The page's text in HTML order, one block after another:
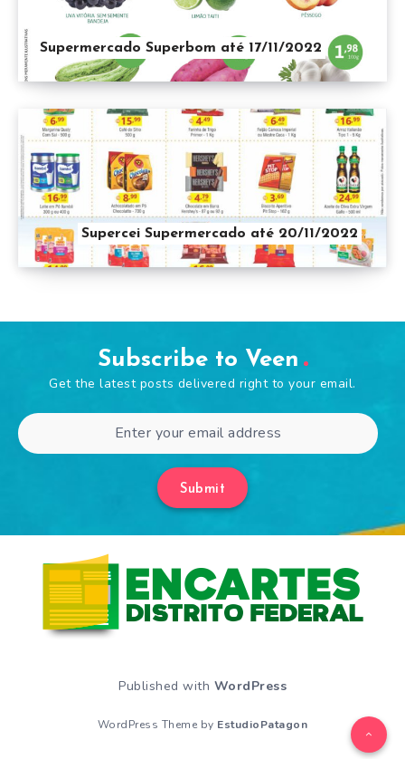
Supermercado Superbom até 17/11/2022
Supercei Supermercado até 20/11/2022
Subscribe to Veen
Get the latest posts delivered right to your email.
Submit
Published with WordPress
WordPress Theme by EstudioPatagon